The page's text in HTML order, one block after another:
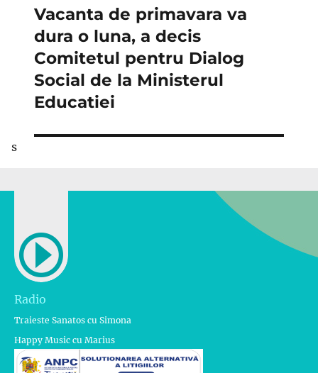
Articolul
următor:
Vacanta de primavara va
dura o luna, a decis
Comitetul pentru Dialog
Social de la Ministerul
Educatiei
s
Radio
Traieste Sanatos cu Simona
Happy Music cu Marius